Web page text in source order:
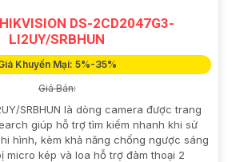
DS-2CD2047G3-
LI2UY/SRBHUN
Khuyến Mại: 5%-35%
Giá Bán:
SRBHUN là dòng camera được trang
giúp hỗ trợ tìm kiếm nhanh khi sử
hình, kèm khả năng chống ngược sáng
micro kép và loa hỗ trợ đàm thoại 2